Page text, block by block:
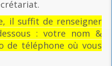
il suffit de renseigner
: votre nom &
de téléphone où vous